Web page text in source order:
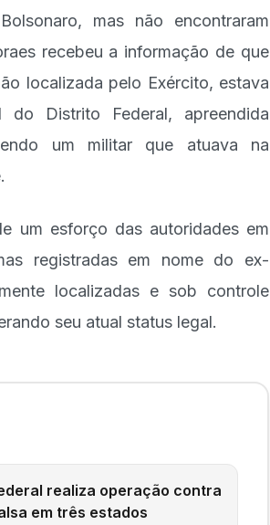
mas não encontraram
recebeu a informação de que
localizada pelo Exército, estava
Distrito Federal, apreendida
um militar que atuava na
um esforço das autoridades em
registradas em nome do ex-
localizadas e sob controle
seu atual status legal.
realiza operação contra
em três estados